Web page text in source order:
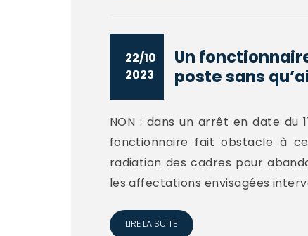
22/10
2023
Un
poste sans
NON : dans un arrêt en date du
fonctionnaire fait obstacle à
radiation des cadres pour
les affectations envisagées
LIRE LA SUITE